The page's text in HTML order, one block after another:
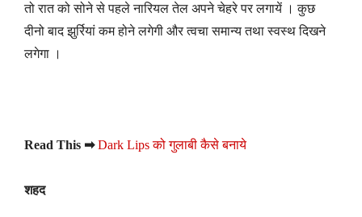
तो रात को सोने से पहले नारियल तेल अपने चेहरे पर लगायें । कुछ
दीनो बाद झुर्रियां कम होने लगेगी और त्वचा समान्य तथा स्वस्थ दिखने
लगेगा ।
Read This ➡Dark Lips को गुलाबी कैसे बनाये
शहद